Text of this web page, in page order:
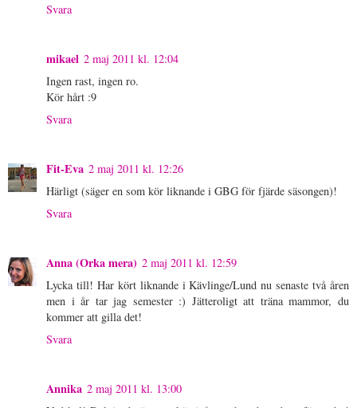
Svara
mikael 2 maj 2011 kl. 12:04
Ingen rast, ingen ro.
Kör hårt :9
Svara
Fit-Eva 2 maj 2011 kl. 12:26
Härligt (säger en som kör liknande i GBG för fjärde säsongen)!
Svara
Anna (Orka mera) 2 maj 2011 kl. 12:59
Lycka till! Har kört liknande i Kävlinge/Lund nu senaste två åren
men i år tar jag semester :) Jätteroligt att träna mammor, du
kommer att gilla det!
Svara
Annika 2 maj 2011 kl. 13:00